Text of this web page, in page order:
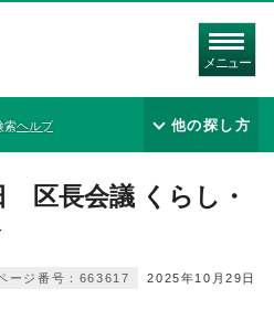
メニュー
索ヘルプ 他の探し方
区長会議 くらし・
2025年10月29日
ージ番号：663617